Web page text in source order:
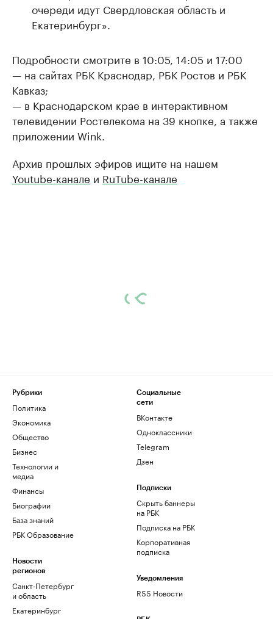
очереди идут Свердловская область и
Екатеринбург».
Подробности смотрите в 10:05, 14:05 и 17:00
— на сайтах РБК Краснодар, РБК Ростов и РБК
Кавказ;
— в Краснодарском крае в интерактивном
телевидении Ростелекома на 39 кнопке, а также
приложении Wink.
Архив прошлых эфиров ищите на нашем
Youtube-канале и RuTube-канале
Рубрики
Политика
Экономика
Общество
Бизнес
Технологии и
медиа
Финансы
Биографии
База знаний
РБК Образование
Новости
регионов
Санкт-Петербург
и область
Екатеринбург
Социальные
сети
ВКонтакте
Одноклассники
Telegram
Дзен
Подписки
Скрыть баннеры
на РБК
Подписка на РБК
Корпоративная
подписка
Уведомления
RSS Новости